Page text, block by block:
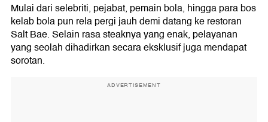
Mulai dari selebriti, pejabat, pemain bola, hingga para bos
kelab bola pun rela pergi jauh demi datang ke restoran
Salt Bae. Selain rasa steaknya yang enak, pelayanan
yang seolah dihadirkan secara eksklusif juga mendapat
sorotan.
ADVERTISEMENT